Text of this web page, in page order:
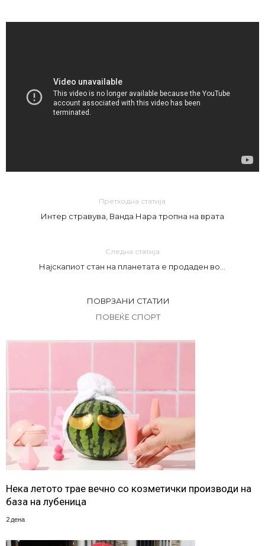
Претходна статија
Интер стравува, Ванда Нара тропна на врата
Следна статија
Најскапиот стан на планетата е продаден во…
ПОВРЗАНИ СТАТИИ
ПОВЕЌЕ СПОРТ
Нека летото трае вечно со козметички производи на
база на лубеница
2 дена